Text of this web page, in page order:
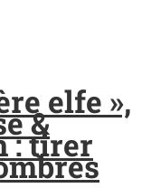
elfe »,
&
: tirer